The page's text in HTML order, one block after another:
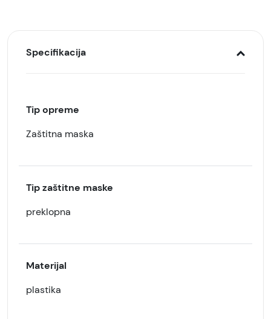
Specifikacija
Tip opreme
Zaštitna maska
Tip zaštitne maske
preklopna
Materijal
plastika